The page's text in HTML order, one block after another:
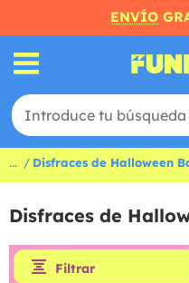
ENVÍO
... Disfraces de Halloween
Disfraces de
Filtrar